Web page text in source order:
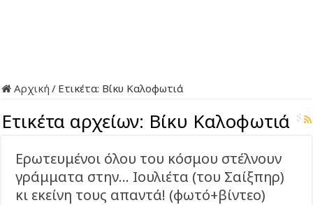
Αρχική / Ετικέτα: Βίκυ Καλοφωτιά
Ετικέτα αρχείων: Βίκυ Καλοφωτιά
Ερωτευμένοι όλου του κόσμου στέλνουν
γράμματα στην… Ιουλιέτα (του Σαίξπηρ)
κι εκείνη τους απαντά! (φωτό+βίντεο)